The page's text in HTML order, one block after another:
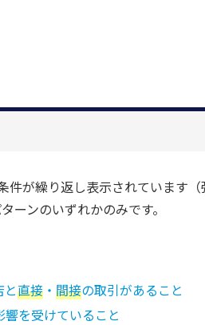
が繰り返し表示されています（
ーンのいずれかのみです。
と直接 ・間接の取引があること
響を受けていること